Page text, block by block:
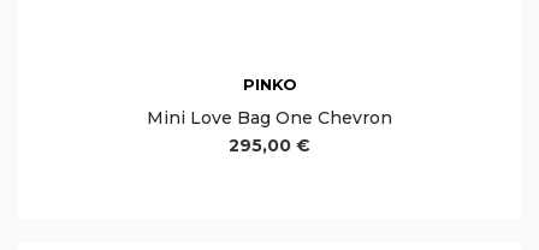
PINKO
Mini Love Bag One Chevron
295,00 €